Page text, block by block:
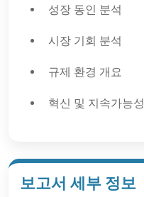
성장 동인 분석
시장 기회 분석
규제 환경 개요
혁신 및 지속가능성
보고서 세부 정보